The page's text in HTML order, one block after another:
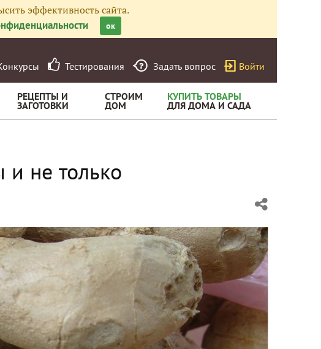
эффективность сайта.
ок
Тестирования Задать вопрос Войти
РЕЦЕПТЫ И
ЗАГОТОВКИ
СТРОИМ
ДОМ
КУПИТЬ ТОВАРЫ
ДЛЯ ДОМА И САДА
и не только